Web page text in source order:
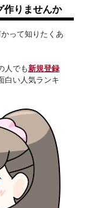
作りませんか
って知りたくあ
人でも新規登録
白い人気ランキ